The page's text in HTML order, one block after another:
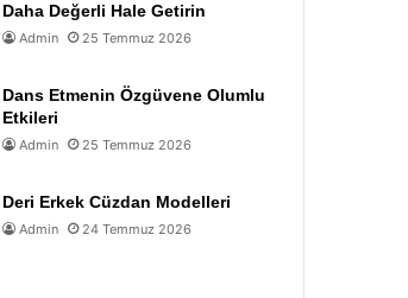
Daha Değerli Hale Getirin
Admin 25 Temmuz 2026
Dans Etmenin Özgüvene Olumlu
Etkileri
Admin 25 Temmuz 2026
Deri Erkek Cüzdan Modelleri
Admin 24 Temmuz 2026